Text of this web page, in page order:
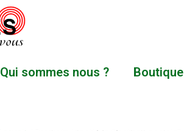
Qui sommes nous ? Boutique